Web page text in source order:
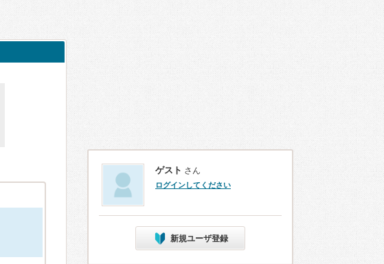
ゲスト さん
ログインしてください
新規ユーザ登録